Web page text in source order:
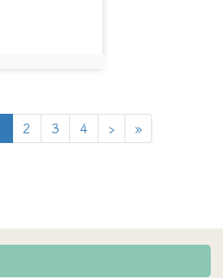
(目前頁次)
2 3 4 ›下一頁
»最後頁